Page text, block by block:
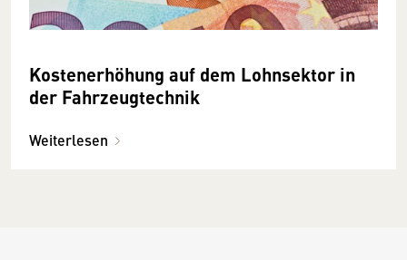
Kostenerhöhung auf dem Lohnsektor in
der Fahrzeugtechnik
Weiterlesen